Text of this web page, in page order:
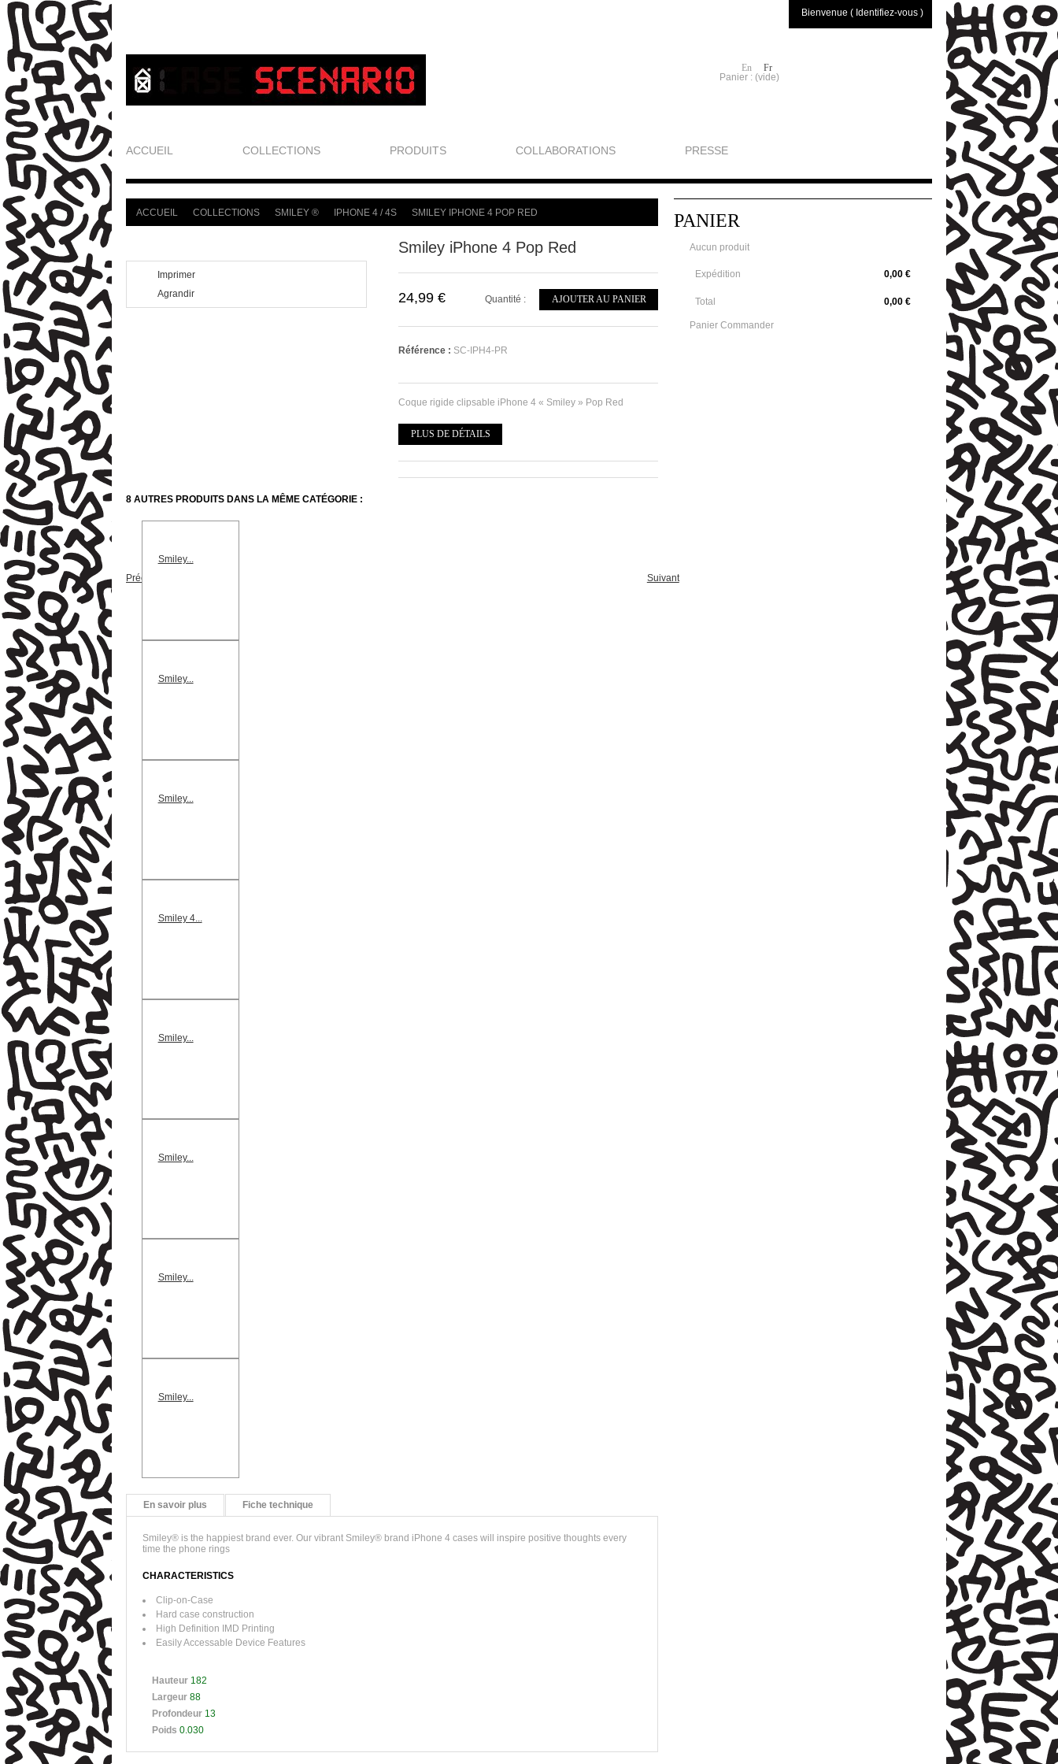
Panier : (vide)
Bienvenue ( Identifiez-vous )
En Fr
ACCUEIL COLLECTIONS PRODUITS COLLABORATIONS PRESSE
ACCUEIL COLLECTIONS SMILEY ® IPHONE 4 / 4S SMILEY IPHONE 4 POP RED
Imprimer
Agrandir
Smiley iPhone 4 Pop Red
24,99 € AJOUTER AU PANIER
Quantité :
Référence : SC-IPH4-PR
Coque rigide clipsable iPhone 4 « Smiley » Pop Red
PLUS DE DÉTAILS
8 AUTRES PRODUITS DANS LA MÊME CATÉGORIE :
Précédent
Smiley...
Smiley...
Smiley...
Smiley 4...
Smiley...
Smiley...
Smiley...
Smiley...
Suivant
En savoir plus Fiche technique
Smiley® is the happiest brand ever. Our vibrant Smiley® brand iPhone 4 cases will inspire positive thoughts every
time the phone rings
CHARACTERISTICS
Clip-on-Case
Hard case construction
High Definition IMD Printing
Easily Accessable Device Features
Hauteur 182
Largeur 88
Profondeur 13
Poids 0.030
PANIER
Aucun produit
0,00 €
Expédition
0,00 €
Total
Panier Commander